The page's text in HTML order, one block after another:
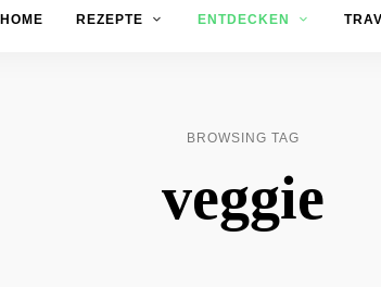
Stilettos
Sprouts
Food
Blog
HOME REZEPTE ENTDECKEN
BROWSING TAG
veggie